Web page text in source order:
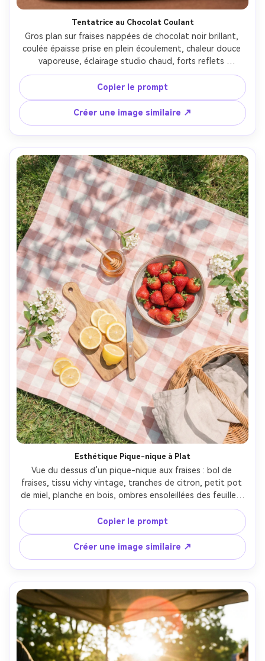
Tentatrice au Chocolat Coulant
Gros plan sur fraises nappées de chocolat noir brillant,
coulée épaisse prise en plein écoulement, chaleur douce
vaporeuse, éclairage studio chaud, forts reflets
spéculaires sur le chocolat, faible profondeur de champ,
prise de vue avec Sony A7IV et macro 90mm, f/3.2, pub
culinaire photoréaliste, ambiance gourmande, flou
d’arrière-plan propre --ar 4:5
Copier le prompt
Créer une image similaire ↗
Esthétique Pique-nique à Plat
Vue du dessus d’un pique-nique aux fraises : bol de
fraises, tissu vichy vintage, tranches de citron, petit pot
de miel, planche en bois, ombres ensoleillées des feuilles,
colorimétrie pastel aérée, prise sur Fujifilm X-T5 et
objectif 35mm, f/4, détail net, stylisme lifestyle Pinterest
--ar 4:5
Copier le prompt
Créer une image similaire ↗